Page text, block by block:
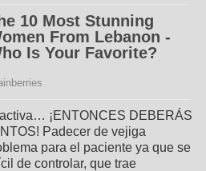
¡ENTONCES DEBERÁS
Padecer de vejiga
para el paciente ya que se
de controlar, que trae